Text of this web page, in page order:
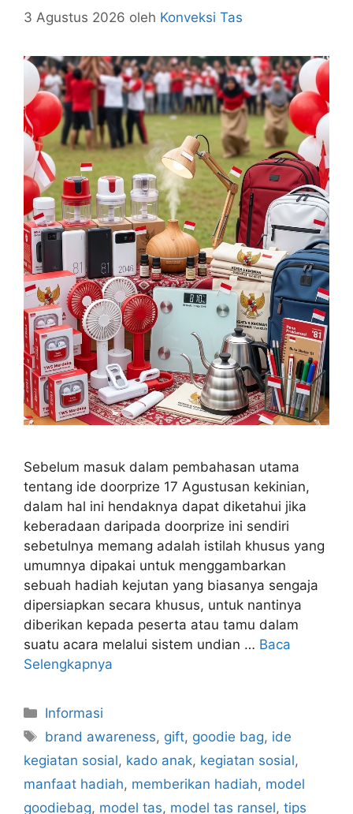
3 Agustus 2026 oleh Konveksi Tas
Sebelum masuk dalam pembahasan utama
tentang ide doorprize 17 Agustusan kekinian,
dalam hal ini hendaknya dapat diketahui jika
keberadaan daripada doorprize ini sendiri
sebetulnya memang adalah istilah khusus yang
umumnya dipakai untuk menggambarkan
sebuah hadiah kejutan yang biasanya sengaja
dipersiapkan secara khusus, untuk nantinya
diberikan kepada peserta atau tamu dalam
suatu acara melalui sistem undian … Baca
Selengkapnya
Kategori
Informasi
Tag
brand awareness, gift, goodie bag, ide
kegiatan sosial, kado anak, kegiatan sosial,
manfaat hadiah, memberikan hadiah, model
goodiebag, model tas, model tas ransel, tips